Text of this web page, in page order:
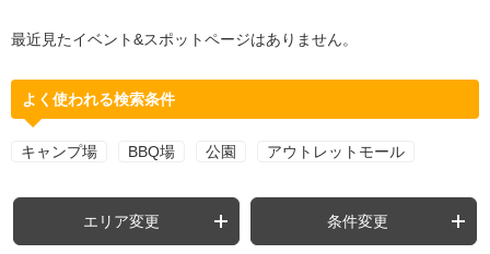
最近見たイベント&スポットページはありません。
よく使われる検索条件
キャンプ場 BBQ場 公園 アウトレットモール
エリア変更 条件変更